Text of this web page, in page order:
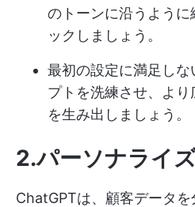
のトーンに沿うよう
ックしましょう。
最初の設定に満足し
プトを洗練させ、よ
を生み出しましょう。
2.パーソナライ
ChatGPTは、顧客データ